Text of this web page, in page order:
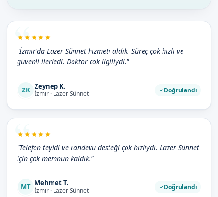
"İzmir'da Lazer Sünnet hizmeti aldık. Süreç çok hızlı ve
güvenli ilerledi. Doktor çok ilgiliydi."
ZK Zeynep K.
İzmir · Lazer Sünnet Doğrulandı
"Telefon teyidi ve randevu desteği çok hızlıydı. Lazer Sünnet
için çok memnun kaldık."
MT Mehmet T.
İzmir · Lazer Sünnet Doğrulandı